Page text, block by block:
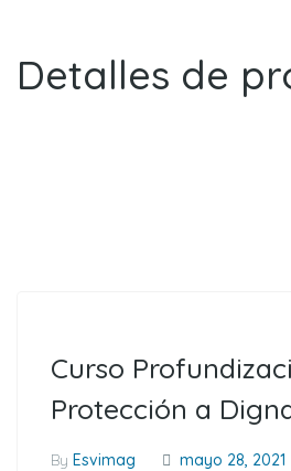
Detalles de
Curso
Protección a
By Esvimag mayo 28, 2021